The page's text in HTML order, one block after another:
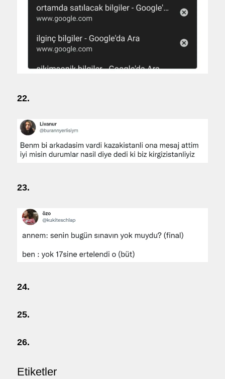
22.
23.
24.
25.
26.
Etiketler